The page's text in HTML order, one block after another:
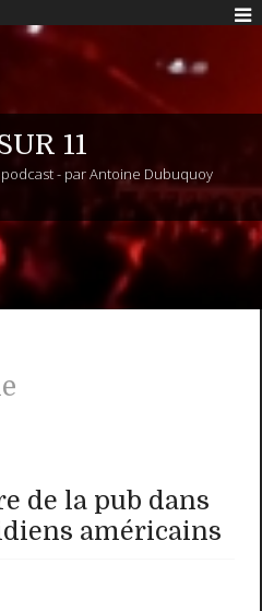
11
- par Antoine Dubuquoy
de la pub dans
américains